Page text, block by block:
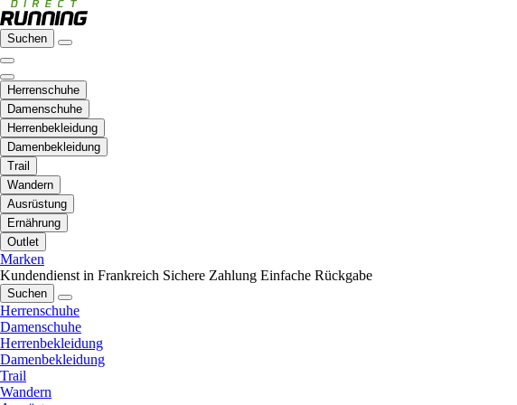
Suchen
Herrenschuhe
Damenschuhe
Herrenbekleidung
Damenbekleidung
Trail
Wandern
Ausrüstung
Ernährung
Outlet
Marken
Kundendienst in Frankreich Sichere Zahlung Einfache Rückgabe
Suchen
Herrenschuhe
Damenschuhe
Herrenbekleidung
Damenbekleidung
Trail
Wandern